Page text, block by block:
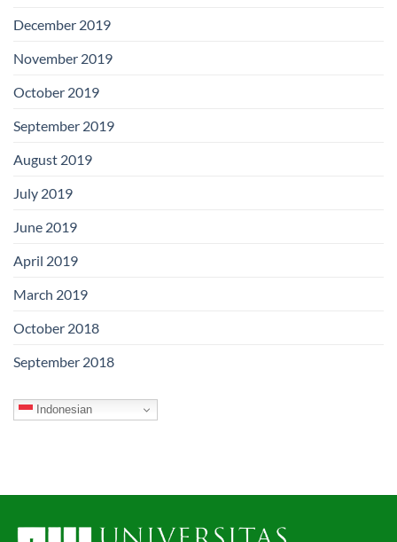
December 2019
November 2019
October 2019
September 2019
August 2019
July 2019
June 2019
April 2019
March 2019
October 2018
September 2018
Indonesian